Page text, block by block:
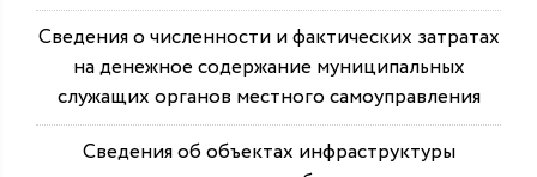
Сведения о численности и фактических затратах
на денежное содержание муниципальных
служащих органов местного самоуправления
Сведения об объектах инфраструктуры